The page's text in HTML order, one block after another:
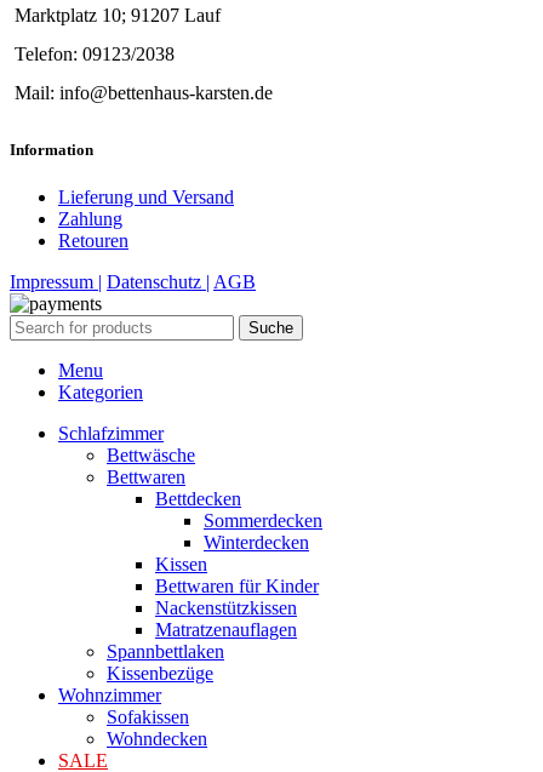
Marktplatz 10; 91207 Lauf
Telefon: 09123/2038
Mail: info@bettenhaus-karsten.de
Information
Lieferung und Versand
Zahlung
Retouren
Impressum | Datenschutz | AGB
Suche
Menu
Kategorien
Schlafzimmer
Bettwäsche
Bettwaren
Bettdecken
Sommerdecken
Winterdecken
Kissen
Bettwaren für Kinder
Nackenstützkissen
Matratzenauflagen
Spannbettlaken
Kissenbezüge
Wohnzimmer
Sofakissen
Wohndecken
SALE